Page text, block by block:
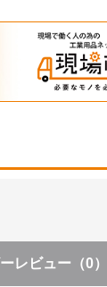
レビュー （0）